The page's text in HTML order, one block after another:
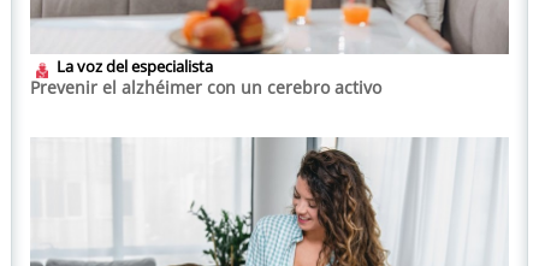
La voz del especialista
Prevenir el alzhéimer con un cerebro activo